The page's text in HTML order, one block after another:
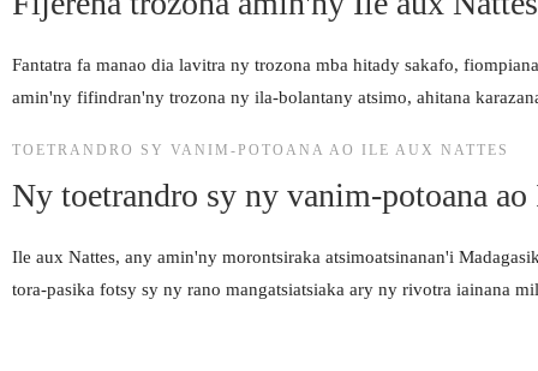
Fantatra fa manao dia lavitra ny trozona mba hitady sakafo,
amin'ny fifindran'ny trozona ny ila-bolantany atsimo, ahitana
TOETRANDRO SY VANIM-POTOANA AO ILE AUX NATTES
Ny toetrandro sy ny vanim-potoana ao
Ile aux Nattes, any amin'ny morontsiraka atsimoatsinanan'i
tora-pasika fotsy sy ny rano mangatsiatsiaka ary ny rivotra iainana